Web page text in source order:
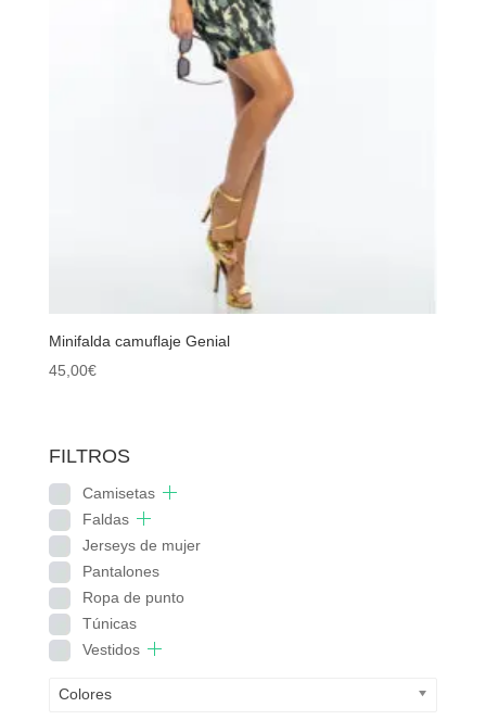
Minifalda camuflaje Genial
45,00€
FILTROS
Camisetas
Faldas
Jerseys de mujer
Pantalones
Ropa de punto
Túnicas
Vestidos
Colores